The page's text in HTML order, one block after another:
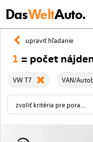
DasWeltAuto.
upraviť hľadanie
1 = počet
VW T7 VAN/